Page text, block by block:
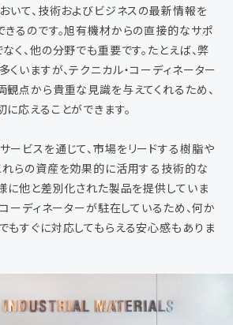
いて、技術およびビジネスの最新情報を
るのです。旭有機材からの直接的なサポ
く、他の分野でも重要です。たとえば、弊
いますが、テクニカル・コーディネーター
点から貴重な見識を与えてくれるため、
応えることができます。
ビスを通じて、市場をリードする樹脂や
れらの資産を効果的に活用する技術的な
に他と差別化された製品を提供していま
コーディネーターが駐在しているため、何か
もすぐに対応してもらえる安心感もありま